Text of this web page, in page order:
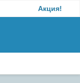
Акция!